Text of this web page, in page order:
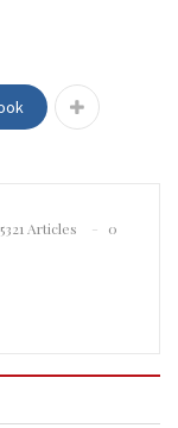
5321 Articles
0